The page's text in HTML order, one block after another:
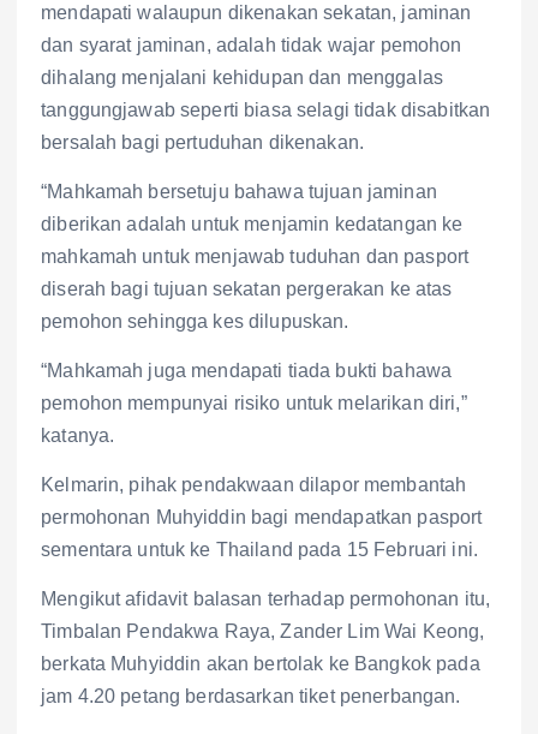
mendapati walaupun dikenakan sekatan, jaminan
dan syarat jaminan, adalah tidak wajar pemohon
dihalang menjalani kehidupan dan menggalas
tanggungjawab seperti biasa selagi tidak disabitkan
bersalah bagi pertuduhan dikenakan.
“Mahkamah bersetuju bahawa tujuan jaminan
diberikan adalah untuk menjamin kedatangan ke
mahkamah untuk menjawab tuduhan dan pasport
diserah bagi tujuan sekatan pergerakan ke atas
pemohon sehingga kes dilupuskan.
“Mahkamah juga mendapati tiada bukti bahawa
pemohon mempunyai risiko untuk melarikan diri,”
katanya.
Kelmarin, pihak pendakwaan dilapor membantah
permohonan Muhyiddin bagi mendapatkan pasport
sementara untuk ke Thailand pada 15 Februari ini.
Mengikut afidavit balasan terhadap permohonan itu,
Timbalan Pendakwa Raya, Zander Lim Wai Keong,
berkata Muhyiddin akan bertolak ke Bangkok pada
jam 4.20 petang berdasarkan tiket penerbangan.